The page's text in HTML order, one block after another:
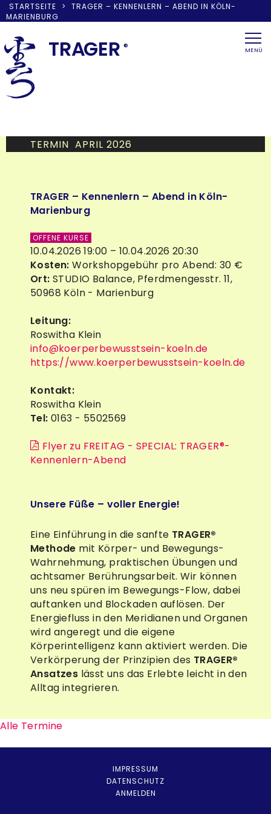
STARTSEITE >
TRAGER – KENNENLERN – ABEND IN KÖLN-
MARIENBURG
to
content
TRAGER ® MENÜ
TERMIN APRIL 2026
TRAGER – Kennenlern – Abend in Köln-
Marienburg
OFFENE KURSE
10.04.2026 19:00 – 10.04.2026 20:30
Kosten: Workshopgebühr pro Abend: 30 €
Ort: STUDIO Balance, Pferdmengesstr. 11,
50968 Köln - Marienburg
Leitung:
Roswitha Klein
info@koerperbewusstsein-koeln.de
https://www.koerperbewusstsein-koeln.de
Kontakt:
Roswitha Klein
Tel: 0163 - 5502569
Flyer zu FREITAG - SPECIAL: TRAGER®-
Kennenlern-Abend
Unsere Füße – voller Energie!
Eine Einführung in die sanfte TRAGER®
Methode mit Körper- und Bewegungs-
Wahrnehmung, praktischen Übungen und
achtsamer Berührungsarbeit. Wir können
uns neu spüren im Bewegungs-Flow, dabei
auftanken und Blockaden auflösen. Der
Energiefluss in den Meridianen und Organen
wird angeregt und die eigene
Körperintelligenz kann aktiviert werden. Die
Verkörperung der Prinzipien des TRAGER®
Ansatzes lässt uns das Erlebte leicht in den
Alltag integrieren.
Alle Termine
IMPRESSUM
DATENSCHUTZ
ANMELDEN